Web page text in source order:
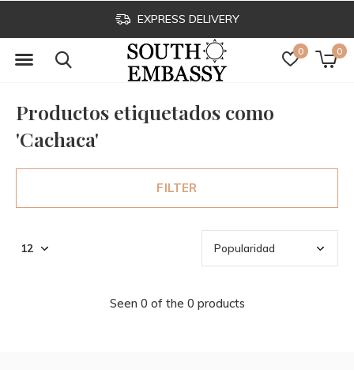
0 0
EXPRESS DELIVERY
Productos etiquetados como
'Cachaca'
FILTER
Seen 0 of the 0 products